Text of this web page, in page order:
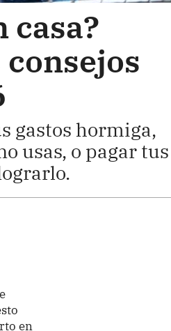
casa?
gastos hormiga,
usas, o pagar tus
en